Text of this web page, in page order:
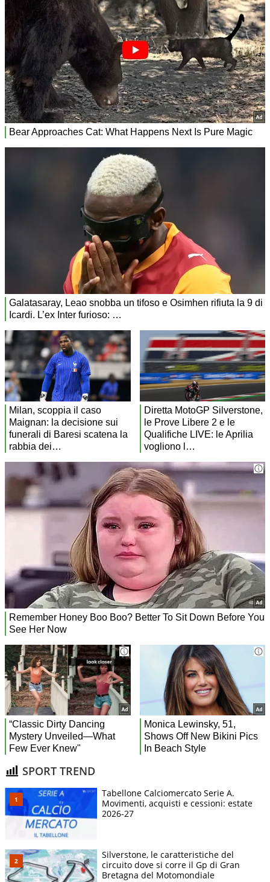
SPORT TREND
Tabellone Calciomercato Serie A.
Movimenti, acquisti e cessioni: estate
2026-27
Silverstone, le caratteristiche del
circuito dove si corre il Gp di Gran
Bretagna del Motomondiale